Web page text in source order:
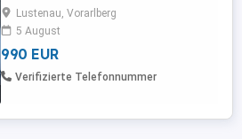
sehr selten verwendet. Der 12 V E- Motor
ist keine 10 Stunden gelaufen. Nur
Selbstabholung oder volle Übernahme
der Transportkosten mit Vorauskasse
(Boot & Fracht). Privatverkauf unter
Lustenau, Vorarlberg
5 August
990 EUR
Verifizierte Telefonnummer